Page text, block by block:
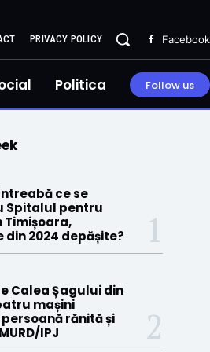
PRIVACY POLICY Facebook
Politica Follow us
ce se
Spitalul pentru
Timișoara,
2024 depășite?
Calea Șagului din
mașini
rănită și
IPJ